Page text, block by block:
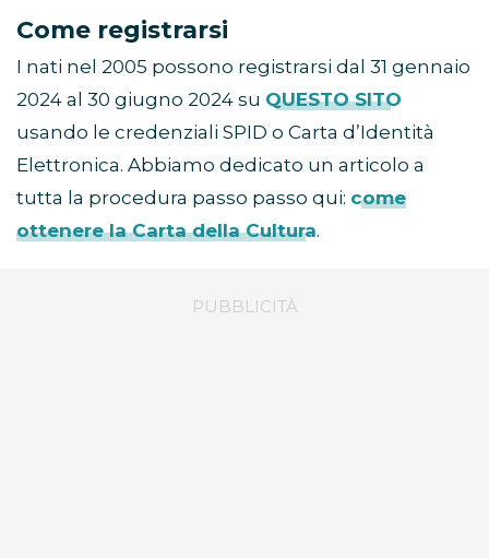
Come registrarsi
I nati nel 2005 possono registrarsi dal 31 gennaio
2024 al 30 giugno 2024 su QUESTO SITO
usando le credenziali SPID o Carta d’Identità
Elettronica. Abbiamo dedicato un articolo a
tutta la procedura passo passo qui: come
ottenere la Carta della Cultura.